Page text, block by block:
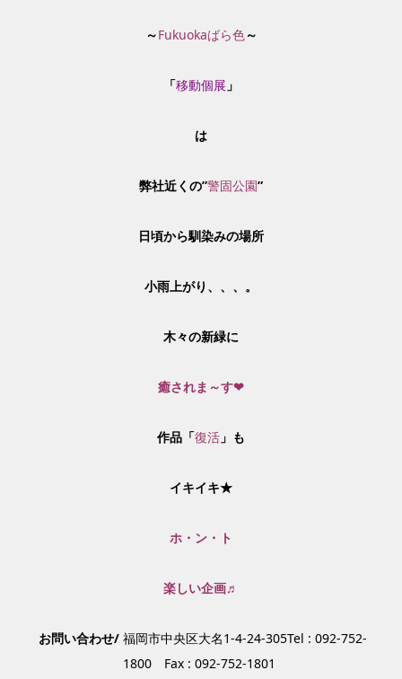
～Fukuokaばら色～
「移動個展 」
は
弊社近くの”警固公園”
日頃から馴染みの場所
小雨上がり、、、。
木々の新緑に
癒されま～す❤
作品「復活 」も
イキイキ★
ホ・ン・ト
楽しい企画♬
お問い合わせ/ 福岡市中央区大名1-4-24-305Tel : 092-752-
1800 Fax : 092-752-1801